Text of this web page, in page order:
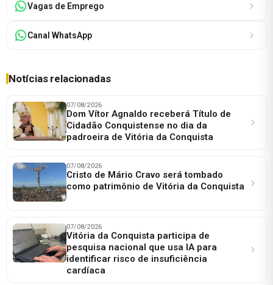
Vagas de Emprego
Canal WhatsApp
Notícias relacionadas
07/08/2026
Dom Vítor Agnaldo receberá Título de
Cidadão Conquistense no dia da
padroeira de Vitória da Conquista
07/08/2026
Cristo de Mário Cravo será tombado
como patrimônio de Vitória da Conquista
07/08/2026
Vitória da Conquista participa de
pesquisa nacional que usa IA para
identificar risco de insuficiência
cardíaca